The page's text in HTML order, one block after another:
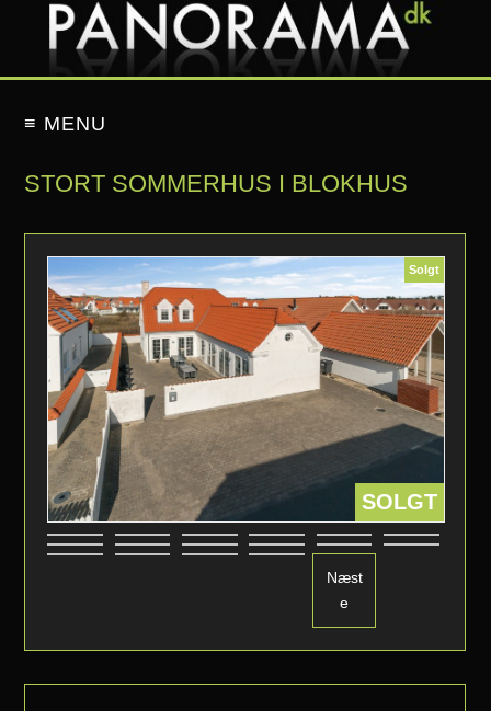
≡ MENU
STORT SOMMERHUS I BLOKHUS
Solgt
SOLGT
Næst
e